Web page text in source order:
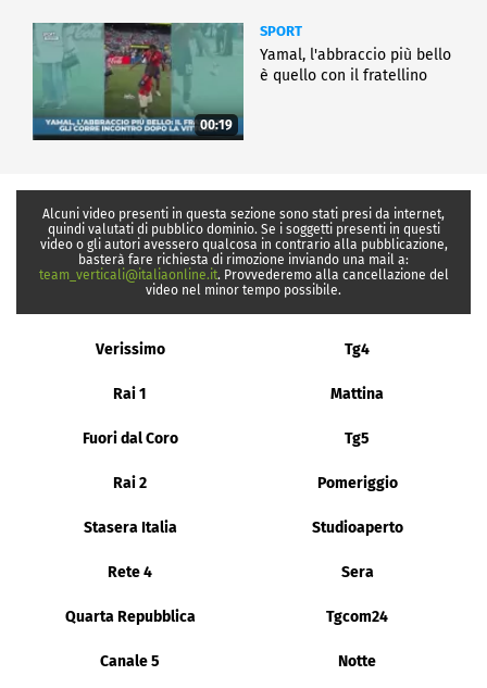
00:19
SPORT
Yamal, l'abbraccio più bello
è quello con il fratellino
Alcuni video presenti in questa sezione sono stati presi da internet,
quindi valutati di pubblico dominio. Se i soggetti presenti in questi
video o gli autori avessero qualcosa in contrario alla pubblicazione,
basterà fare richiesta di rimozione inviando una mail a:
team_verticali@italiaonline.it. Provvederemo alla cancellazione del
video nel minor tempo possibile.
Verissimo Tg4
Rai 1 Mattina
Fuori dal Coro Tg5
Rai 2 Pomeriggio
Stasera Italia Studioaperto
Rete 4 Sera
Quarta Repubblica Tgcom24
Canale 5 Notte